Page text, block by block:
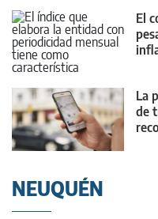
El
La
de
NEUQUÉN